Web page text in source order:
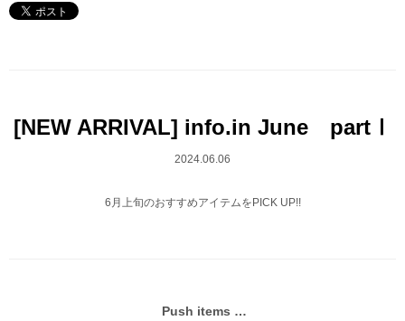
[NEW ARRIVAL] info.in June partⅠ
2024.06.06
6月上旬のおすすめアイテムをPICK UP!!
Push items …